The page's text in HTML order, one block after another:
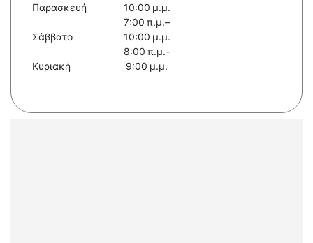
Παρασκευή
10:00 μ.μ.
Σάββατο
7:00 π.μ.–
10:00 μ.μ.
Κυριακή
8:00 π.μ.–
9:00 μ.μ.